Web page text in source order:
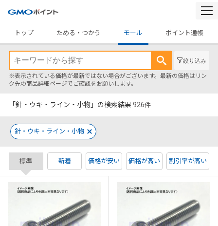
トップ
ためる・つかう モール ポイント通帳
絞り込み
※表示されている価格が最新ではない場合がございます。最新の価格はリン
ク先の商品詳細ページでご確認をお願いします。
「針・ウキ・ライン・小物」の検索結果 926件
針・ウキ・ライン・小物
標準 新着 価格が安い 価格が高い 割引率が高い